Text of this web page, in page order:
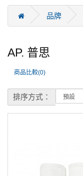
品牌
AP. 普思
商品比較(0)
排序方式：